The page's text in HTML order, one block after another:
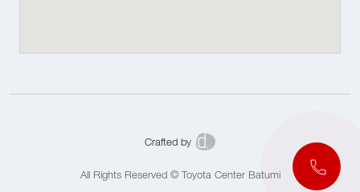
All Rights Reserved © Toyota Center Batumi
Crafted by